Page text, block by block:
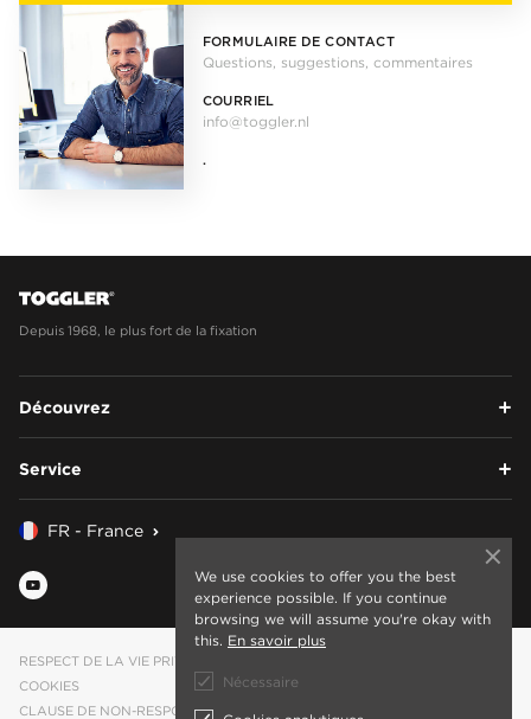
FORMULAIRE DE CONTACT
Questions, suggestions, commentaires
COURRIEL
info@toggler.nl
.
Depuis 1968, le plus fort de la fixation
Découvrez
Service
FR - France
RESPECT DE LA VIE PRIVÉE
COOKIES
CLAUSE DE NON-RESPONSABILITÉ
We use cookies to offer you the best
experience possible. If you continue
browsing we will assume you're okay with
this. En savoir plus
Nécessaire